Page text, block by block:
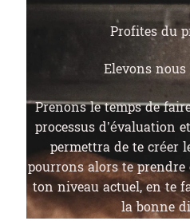
Profites du
Elevons nous
Prenons le temps de
processus d’évaluation
permettra de te créer
pourrons alors te prendre
ton niveau actuel, en te
la bonne